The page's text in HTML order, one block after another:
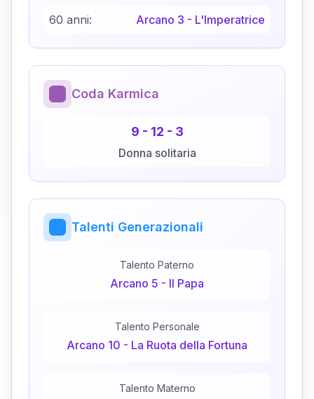
60 anni: Arcano 3 - L'Imperatrice
Coda Karmica
9 - 12 - 3
Donna solitaria
Talenti Generazionali
Talento Paterno
Arcano 5 - Il Papa
Talento Personale
Arcano 10 - La Ruota della Fortuna
Talento Materno